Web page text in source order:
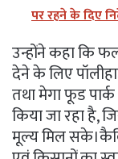
पर रहने के दिए
उन्होंने कहा कि
देने के लिए
तथा मेगा फूड
किया जा रहा है,
मूल्य मिल